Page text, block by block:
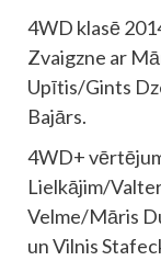
4WD klasē
Zvaigzne ar
Upītis/Gints
Bajārs.
4WD+
Lielkājim/
Velme/Māris
un Vilnis